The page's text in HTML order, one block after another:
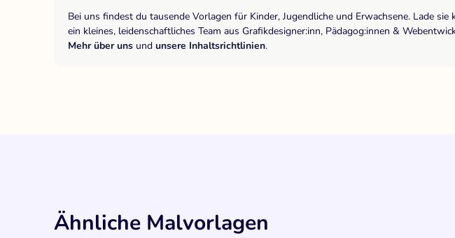
Bei uns findest du tausende Vorlagen für Kinder, Jugendliche und Erwachsene. Lade
ein kleines, leidenschaftliches Team aus Grafikdesigner:inn, Pädagog:innen &
Mehr über uns und unsere Inhaltsrichtlinien.
Ähnliche Malvorlagen